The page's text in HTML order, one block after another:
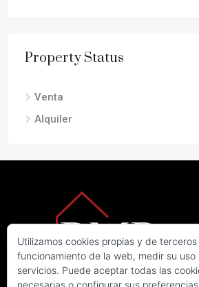
Property Status
Venta
Alquiler
Utilizamos cookies propias y de
funcionamiento de la web, medir su uso
servicios. Puede aceptar todas las
necesarias o configurar sus preferencias.